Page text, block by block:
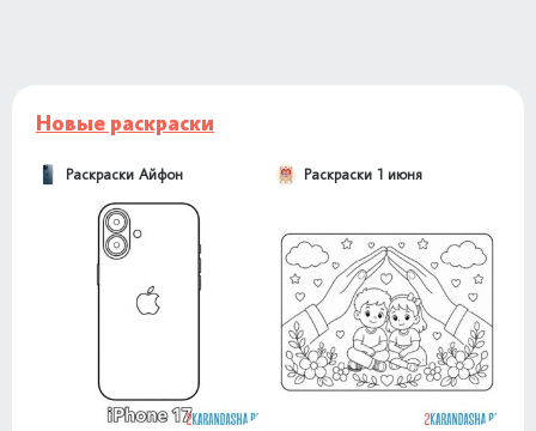
Новые раскраски
Раскраски Айфон Раскраски 1 июня